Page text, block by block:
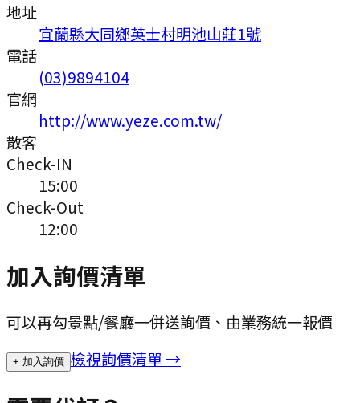
地址
宜蘭縣大同鄉英士村明池山莊1號
電話
(03)9894104
官網
http://www.yeze.com.tw/
散客
Check-IN
15:00
Check-Out
12:00
加入詢價清單
可以再勾景點/餐廳一併送詢價、由業務統一報價
+ 加入詢價 檢視詢價清單 →